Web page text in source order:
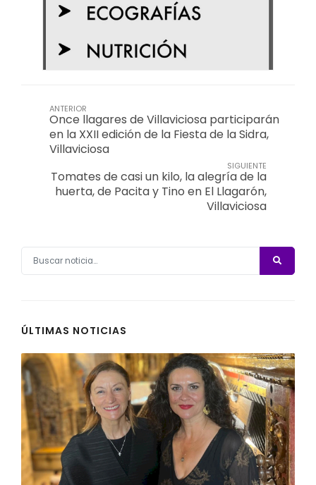
ANTERIOR
Once llagares de Villaviciosa participarán
en la XXII edición de la Fiesta de la Sidra,
Villaviciosa
SIGUIENTE
Tomates de casi un kilo, la alegría de la
huerta, de Pacita y Tino en El Llagarón,
Villaviciosa
ÚLTIMAS NOTICIAS